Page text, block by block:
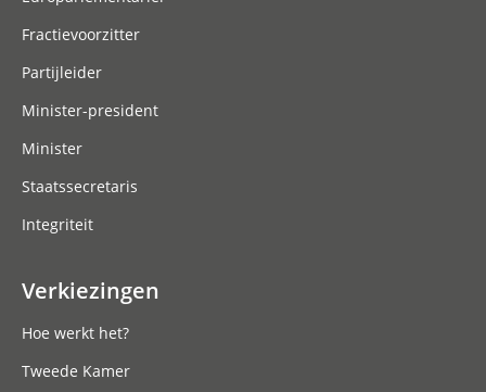
Fractievoorzitter
Partijleider
Minister-president
Minister
Staatssecretaris
Integriteit
Verkiezingen
Hoe werkt het?
Tweede Kamer